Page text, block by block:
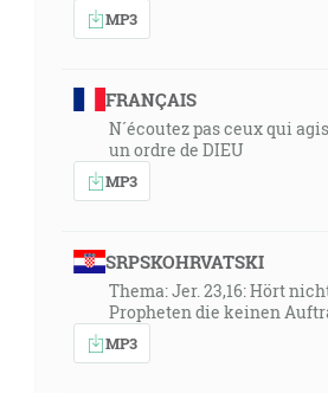
MP3
FRANÇAIS
N´écoutez pas ceux qui
un ordre de DIEU
MP3
SRPSKOHRVATSKI
Thema: Jer. 23,16: Hört
Propheten die keinen
MP3